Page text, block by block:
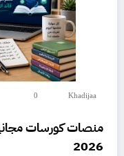
Khadijaa
0
منصات كورسات
2026